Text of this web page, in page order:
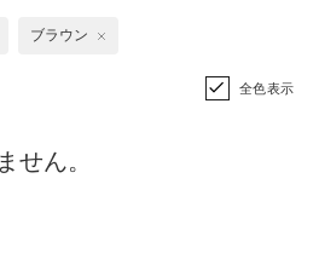
ブラウン
全色表示
せん。